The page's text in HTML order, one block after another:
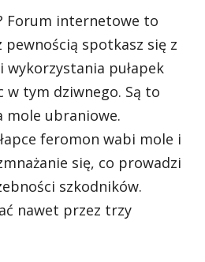
Forum internetowe to
spotkasz się z
wykorzystania pułapek
w tym dziwnego. Są to
mole ubraniowe.
feromon wabi mole i
się, co prowadzi
szkodników.
nawet przez trzy